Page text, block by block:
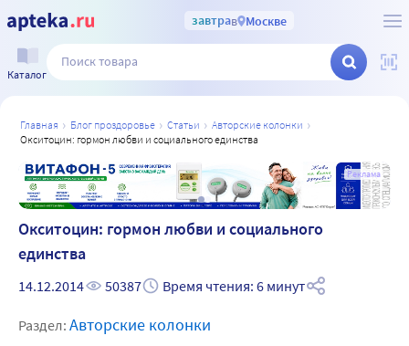
завтрав Москве
Каталог
главная блог проздоровье статьи
авторские колонки
окситоцин: гормон любви и социального единства
Реклама
Окситоцин: гормон любви и социального
единства
14.12.2014 50387 Время чтения: 6 минут
Раздел: Авторские колонки